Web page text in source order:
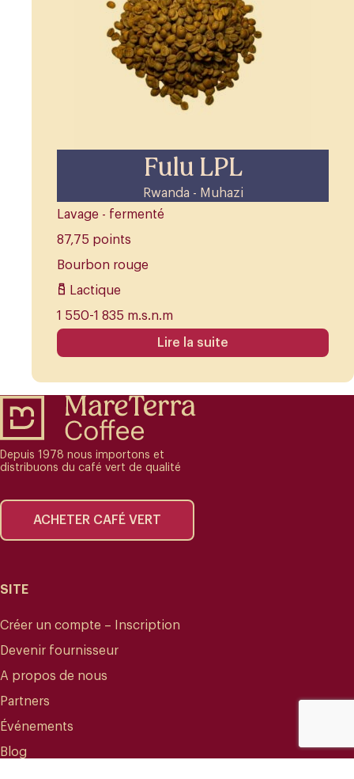
Fulu LPL
Rwanda - Muhazi
Lavage - fermenté
87,75 points
Bourbon rouge
Lactique
1 550-1 835 m.s.n.m
Lire la suite
Depuis 1978 nous importons et
distribuons du café vert de qualité
ACHETER CAFÉ VERT
SITE
Créer un compte – Inscription
Devenir fournisseur
A propos de nous
Partners
Événements
Blog